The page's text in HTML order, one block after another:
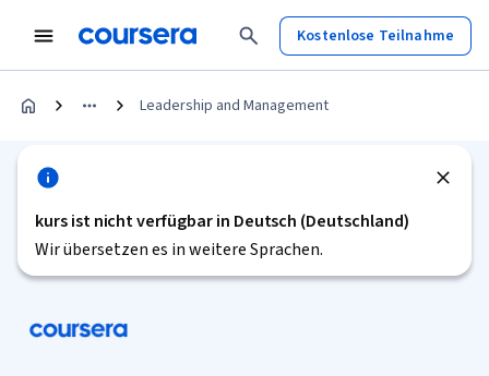
Kostenlose Teilnahme
Leadership and Management
kurs ist nicht verfügbar in Deutsch (Deutschland)
Wir übersetzen es in weitere Sprachen.